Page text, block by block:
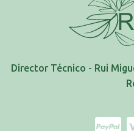
Director Técnico - Rui